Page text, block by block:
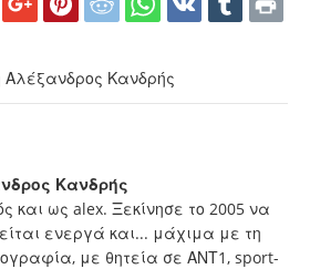
Αλέξανδρος Κανδρής
Κανδρής
και ως alex. Ξεκίνησε το 2005 να
ενεργά και... μάχιμα με τη
με θητεία σε ΑΝΤ1, sport-